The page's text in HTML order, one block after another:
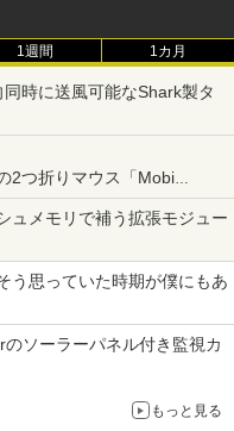
1週間 1カ月
同時に送風可能なShark製タ
2つ折りマウス「Mobi
？
ュメモリで補う拡張モジュー
思っていた時期が僕にもあ
のソーラーパネル付き監視カ
もっと見る